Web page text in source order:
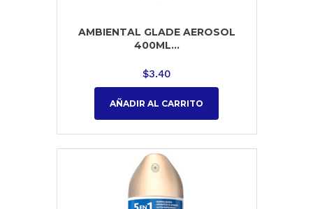
AMBIENTAL GLADE AEROSOL
400ML...
$3.40
AÑADIR AL CARRITO